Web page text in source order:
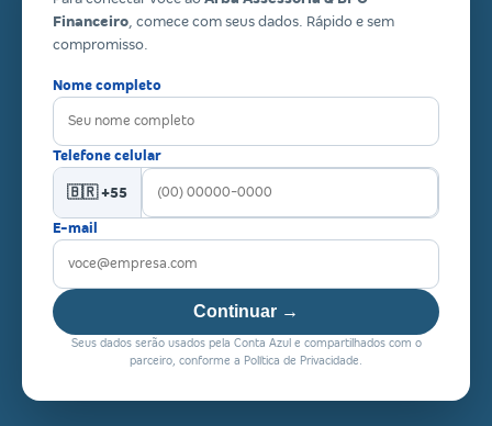
Financeiro, comece com seus dados. Rápido e sem
compromisso.
Nome completo
Telefone celular
🇧🇷 +55
E-mail
Continuar →
Seus dados serão usados pela Conta Azul e compartilhados com o
parceiro, conforme a Política de Privacidade.